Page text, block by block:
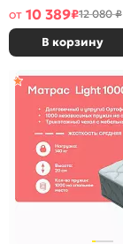
от 10 389₽12 080 ₽
В корзину